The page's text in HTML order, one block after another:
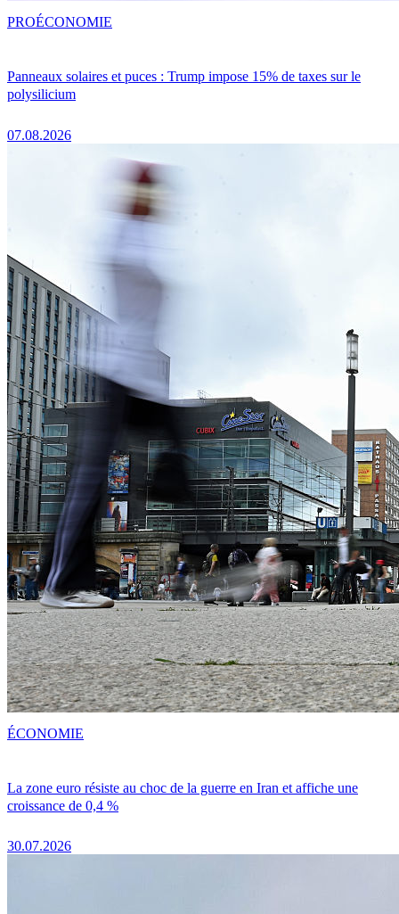
Panneaux solaires et puces : Trump impose 15% de taxes sur le
polysilicium
07.08.2026
PROÉCONOMIE
La zone euro résiste au choc de la guerre en Iran et affiche une
croissance de 0,4 %
30.07.2026
ÉCONOMIE